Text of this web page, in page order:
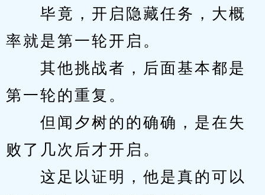
毕竟，开启隐藏任务，大概
率就是第一轮开启。
其他挑战者，后面基本都是
第一轮的重复。
但闻夕树的的确确，是在失
败了几次后才开启。
这足以证明，他是真的可以